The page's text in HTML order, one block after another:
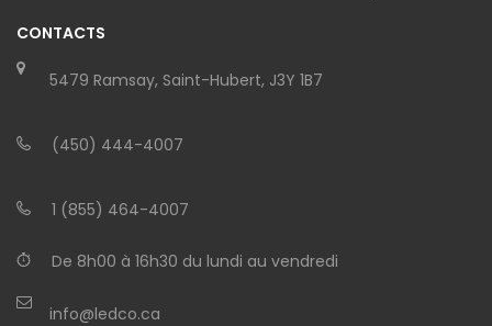
CONTACTS
5479 Ramsay, Saint-Hubert, J3Y 1B7
(450) 444-4007
1 (855) 464-4007
De 8h00 à 16h30 du lundi au vendredi
info@ledco.ca